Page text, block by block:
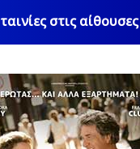
ταινίες στις αίθουσες